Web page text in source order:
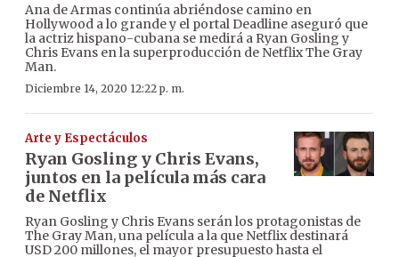
Ana de Armas continúa abriéndose camino en
Hollywood a lo grande y el portal Deadline aseguró que
la actriz hispano-cubana se medirá a Ryan Gosling y
Chris Evans en la superproducción de Netflix The Gray
Man.
Diciembre 14, 2020 12:22 p. m.
Arte y Espectáculos
Ryan Gosling y Chris Evans,
juntos en la película más cara
de Netflix
Ryan Gosling y Chris Evans serán los protagonistas de
The Gray Man, una película a la que Netflix destinará
USD 200 millones, el mayor presupuesto hasta el